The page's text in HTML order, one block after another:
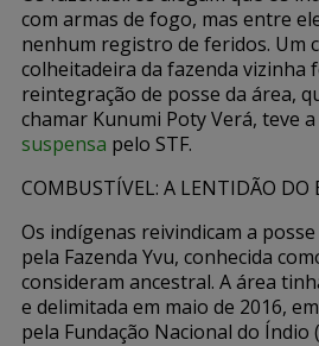
com armas de fogo, mas entre
nenhum registro de feridos. Um
colheitadeira da fazenda vizinha
reintegração de posse da área,
chamar Kunumi Poty Verá, teve
suspensa pelo STF.
COMBUSTÍVEL: A LENTIDÃO DO
Os indígenas reivindicam a
pela Fazenda Yvu, conhecida
consideram ancestral. A área
e delimitada em maio de 2016,
pela Fundação Nacional do Índio